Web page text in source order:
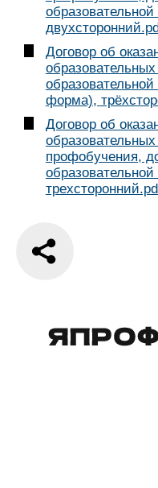
Договор об
форма),
Договор об
профобучения,